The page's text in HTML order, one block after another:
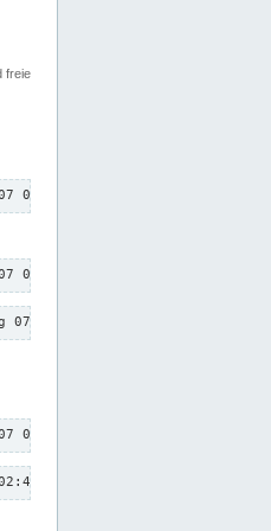
freie
02:46:10 CEST 2026/down.txt"
02:46:10 CEST 2026/down.txt"
07 02:46:10 CEST 2026/down.txt"
02:46:10 CEST 2026/down.txt"
CEST 2026/down.txt"